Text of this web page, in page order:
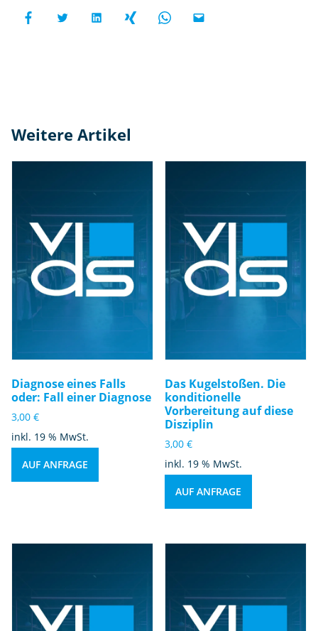
Weitere Artikel
Diagnose eines Falls
oder: Fall einer Diagnose
3,00 €
inkl. 19 % MwSt.
AUF ANFRAGE
Das Kugelstoßen. Die
konditionelle
Vorbereitung auf diese
Disziplin
3,00€
inkl. 19 % MwSt.
AUF ANFRAGE